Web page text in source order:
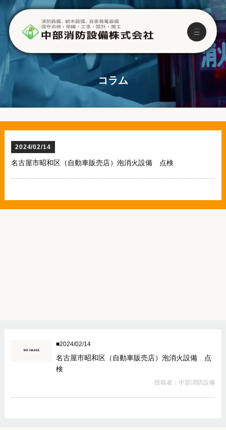
コラム
2024/02/14
名古屋市昭和区（自動車販売店）泡消火設備 点検
2024/02/14
名古屋市昭和区（自動車販売店）泡消火設備 点
検
投稿者：中部消防設備